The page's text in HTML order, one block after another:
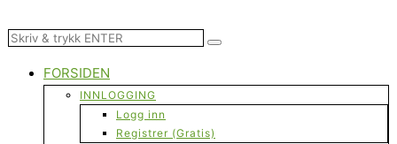
FORSIDEN
INNLOGGING
Logg inn
Registrer (Gratis)